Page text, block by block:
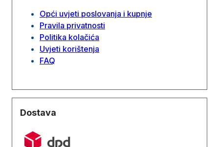
Opći uvjeti poslovanja i kupnje
Pravila privatnosti
Politika kolačića
Uvjeti korištenja
FAQ
Dostava